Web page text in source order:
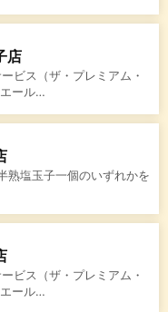
店
ビス（ザ・プレミアム・
ール…
熟塩玉子一個のいずれかを
ビス（ザ・プレミアム・
ール…